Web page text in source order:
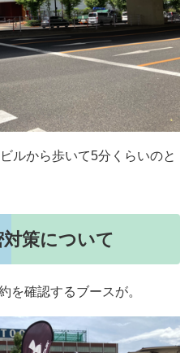
ルから歩いて5分くらいのと
策について
を確認するブースが。